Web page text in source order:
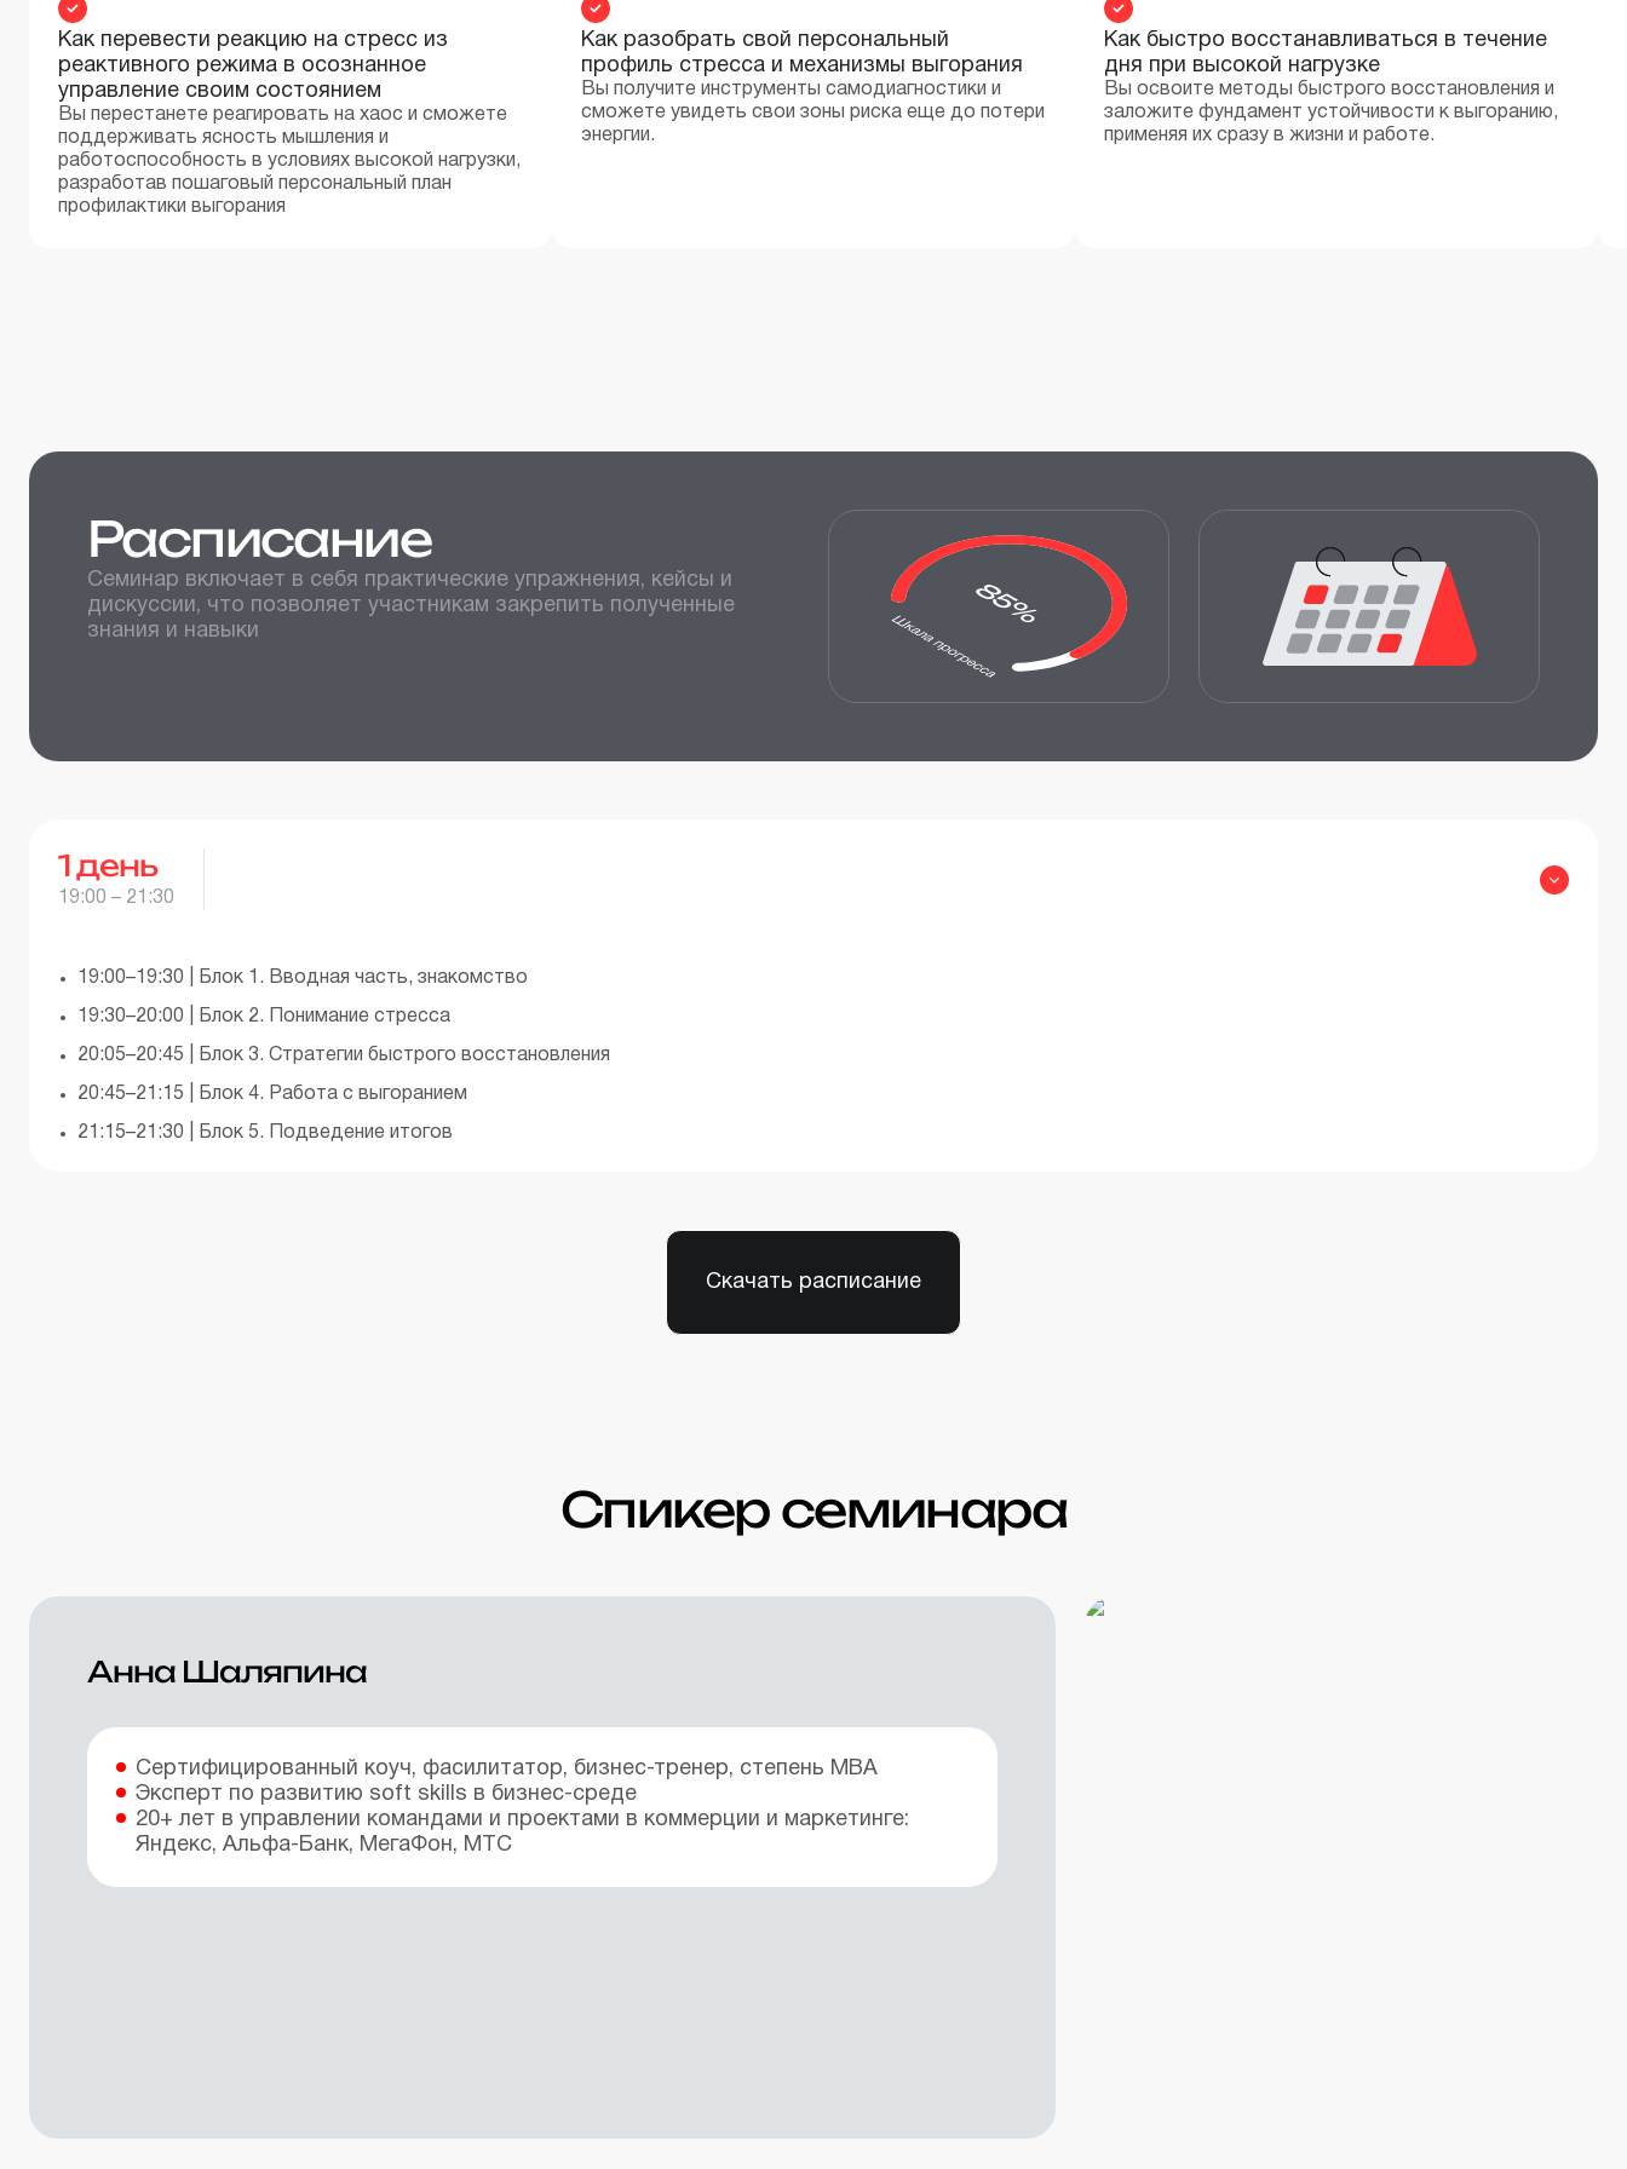
Как перевести реакцию на стресс из
реактивного режима в осознанное
управление своим состоянием
Вы перестанете реагировать на хаос и сможете
поддерживать ясность мышления и
работоспособность в условиях высокой нагрузки,
разработав пошаговый персональный план
профилактики выгорания
Как разобрать свой персональный
профиль стресса и механизмы выгорания
Вы получите инструменты самодиагностики и
сможете увидеть свои зоны риска еще до потери
энергии.
Как быстро восстанавливаться в течение
дня при высокой нагрузке
Вы освоите методы быстрого восстановления и
заложите фундамент устойчивости к выгоранию,
применяя их сразу в жизни и работе.
Расписание
Семинар включает в себя практические упражнения, кейсы и
дискуссии, что позволяет участникам закрепить полученные
знания и навыки
1день
19:00 – 21:30
19:00–19:30 | Блок 1. Вводная часть, знакомство
19:30–20:00 | Блок 2. Понимание стресса
20:05–20:45 | Блок 3. Стратегии быстрого восстановления
20:45–21:15 | Блок 4. Работа с выгоранием
21:15–21:30 | Блок 5. Подведение итогов
Скачать расписание
Спикер семинара
Анна Шаляпина
Сертифицированный коуч, фасилитатор, бизнес-тренер, степень МВА
Эксперт по развитию soft skills в бизнес-среде
20+ лет в управлении командами и проектами в коммерции и маркетинге:
Яндекс, Альфа-Банк, МегаФон, МТС